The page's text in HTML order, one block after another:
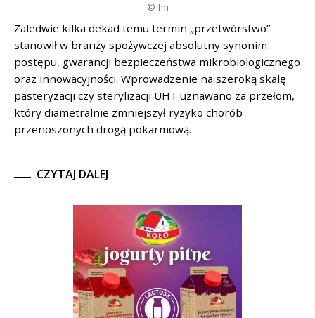
© fm
Zaledwie kilka dekad temu termin „przetwórstwo”
stanowił w branży spożywczej absolutny synonim
postępu, gwarancji bezpieczeństwa mikrobiologicznego
oraz innowacyjności. Wprowadzenie na szeroką skalę
pasteryzacji czy sterylizacji UHT uznawano za przełom,
który diametralnie zmniejszył ryzyko chorób
przenoszonych drogą pokarmową.
CZYTAJ DALEJ